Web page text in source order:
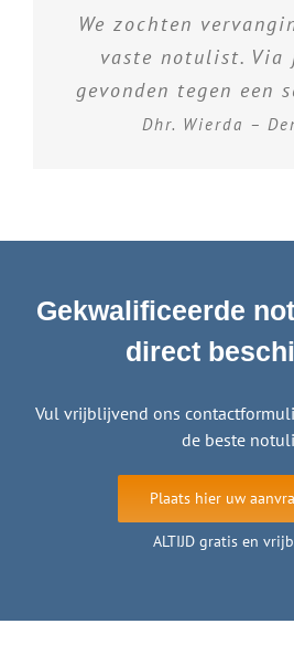
We zochten
vaste notulist. Via
gevonden tegen een
Dhr. Wierda –
Gekwalificeerde
direct
Vul vrijblijvend ons
de beste
Plaats hier uw
ALTIJD gratis en